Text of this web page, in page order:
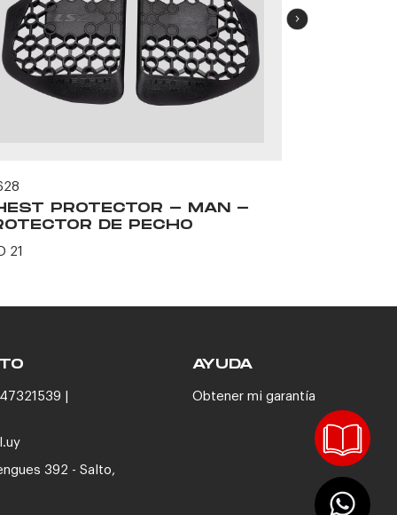
PROTECTOR - MAN -
DE PECHO
21
|
392 - Salto,
AYUDA
Obtener mi garantía